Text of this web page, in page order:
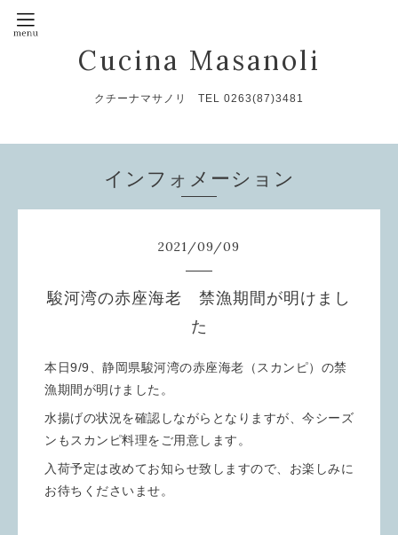
Cucina Masanoli
クチーナマサノリ TEL 0263(87)3481
インフォメーション
2021/09/09
駿河湾の赤座海老 禁漁期間が明けまし
た
本日9/9、静岡県駿河湾の赤座海老（スカンピ）の禁
漁期間が明けました。
水揚げの状況を確認しながらとなりますが、今シーズ
ンもスカンピ料理をご用意します。
入荷予定は改めてお知らせ致しますので、お楽しみに
お待ちくださいませ。